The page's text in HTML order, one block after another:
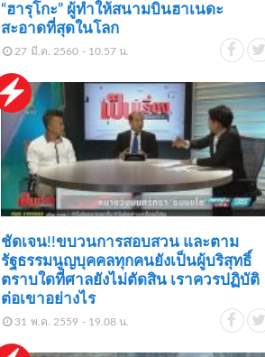
“ฮารุโกะ” ผู้ทำให้สนามบินฮาเนดะ
สะอาดที่สุดในโลก
27 มี.ค. 2560 - 10.57 น.
ชัดเจน!!ขบวนการสอบสวน และตาม
รัฐธรรมนูญบุคคลทุกคนยังเป็นผู้บริสุทธิ์
ตราบใดที่ศาลยังไม่ตัดสิน เราควรปฏิบัติ
ต่อเขาอย่างไร
31 พ.ค. 2559 - 19.08 น.